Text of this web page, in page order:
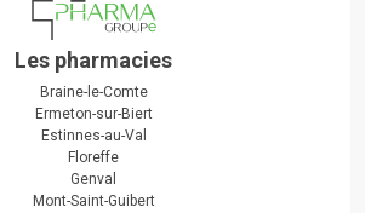
Les pharmacies
Braine-le-Comte
Ermeton-sur-Biert
Estinnes-au-Val
Floreffe
Genval
Mont-Saint-Guibert